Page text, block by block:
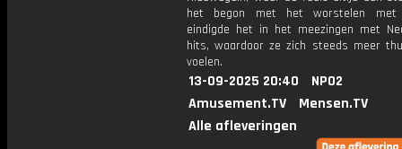
het begon met het worstelen met
eindigde het in het meezingen met
hits, waardoor ze zich steeds meer
voelen.
13-09-2025 20:40
NPO2
Amusement.TV
Mensen.TV
Alle afleveringen